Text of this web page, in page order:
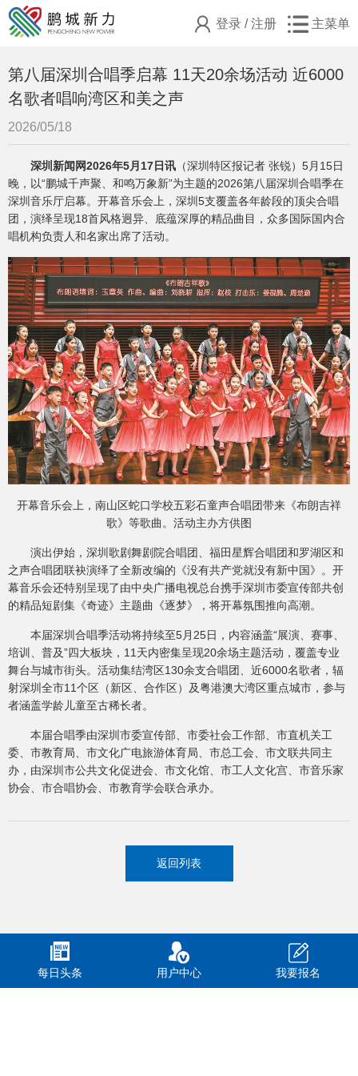
登录 /注册 主菜单
第八届深圳合唱季启幕 11天20余场活动 近6000
名歌者唱响湾区和美之声
2026/05/18
深圳新闻网2026年5月17日讯 （深圳特区报记者 张锐）5月15日
晚，以“鹏城千声聚、和鸣万象新”为主题的2026第八届深圳合唱季在
深圳音乐厅启幕。开幕音乐会上，深圳5支覆盖各年龄段的顶尖合唱
团，演绎呈现18首风格迥异、底蕴深厚的精品曲目，众多国际国内合
唱机构负责人和名家出席了活动。
开幕音乐会上，南山区蛇口学校五彩石童声合唱团带来《布朗吉祥
歌》等歌曲。活动主办方供图
演出伊始，深圳歌剧舞剧院合唱团、福田星辉合唱团和罗湖区和
之声合唱团联袂演绎了全新改编的《没有共产党就没有新中国》。开
幕音乐会还特别呈现了由中央广播电视总台携手深圳市委宣传部共创
的精品短剧集《奇迹》主题曲《逐梦》，将开幕氛围推向高潮。
本届深圳合唱季活动将持续至5月25日，内容涵盖“展演、赛事、
培训、普及”四大板块，11天内密集呈现20余场主题活动，覆盖专业
舞台与城市街头。活动集结湾区130余支合唱团、近6000名歌者，辐
射深圳全市11个区（新区、合作区）及粤港澳大湾区重点城市，参与
者涵盖学龄儿童至古稀长者。
本届合唱季由深圳市委宣传部、市委社会工作部、市直机关工
委、市教育局、市文化广电旅游体育局、市总工会、市文联共同主
办，由深圳市公共文化促进会、市文化馆、市工人文化宫、市音乐家
协会、市合唱协会、市教育学会联合承办。
返回列表
每日头条 用户中心 我要报名